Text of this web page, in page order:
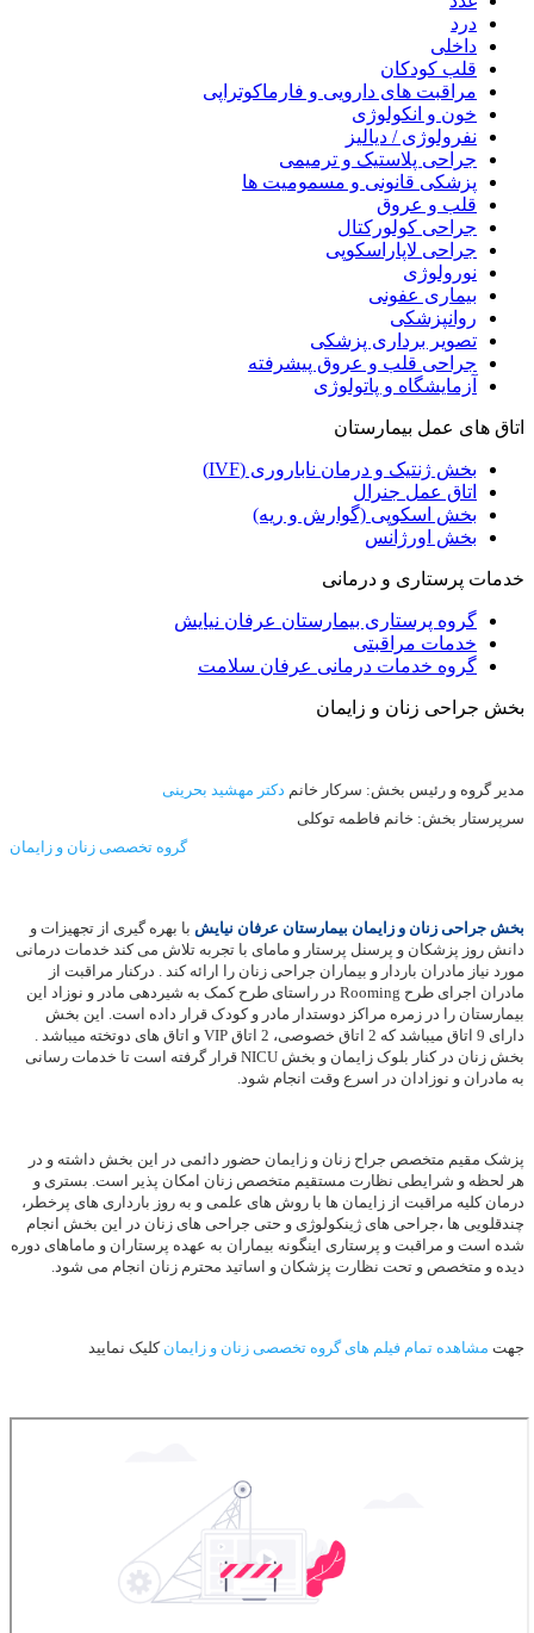
درد
داخلی
قلب کودکان
مراقبت های دارویی و فارماکوتراپی
خون و انکولوژی
نفرولوژی / دیالیز
جراحی پلاستیک و ترمیمی
پزشکی قانونی و مسمومیت ها
قلب و عروق
جراحی کولورکتال
جراحی لاپاراسکوپی
نورولوژی
بیماری عفونی
روانپزشکی
تصویر برداری پزشکی
جراحی قلب و عروق پیشرفته
آزمایشگاه و پاتولوژی
اتاق های عمل بیمارستان
بخش ژنتیک و درمان ناباروری (IVF)
اتاق عمل جنرال
بخش اسکوپی (گوارش و ریه)
بخش اورژانس
خدمات پرستاری و درمانی
گروه پرستاری بیمارستان عرفان نیایش
خدمات مراقبتی
گروه خدمات درمانی عرفان سلامت
بخش جراحی زنان و زایمان
مدیر گروه و رئیس بخش: سرکار خانم دکتر مهشید بحرینی
سرپرستار بخش: خانم فاطمه توکلی
گروه تخصصی زنان و زایمان
بخش جراحی زنان و زایمان بیمارستان عرفان نیایش با بهره گیری از تجهیزات و
دانش روز پزشکان و پرسنل پرستار و مامای با تجربه تلاش می کند خدمات درمانی
مورد نیاز مادران باردار و بیماران جراحی زنان را ارائه کند . درکنار مراقبت از
مادران اجرای طرح Rooming در راستای طرح کمک به شیردهی مادر و نوزاد این
بیمارستان را در زمره مراکز دوستدار مادر و کودک قرار داده است. این بخش
دارای 9 اتاق میباشد که 2 اتاق خصوصی، 2 اتاق
VIP و اتاق های دوتخته میباشد .
بخش زنان در کنار بلوک زایمان و بخش NICU قرار گرفته است تا خدمات رسانی
به مادران و نوزادان در اسرع وقت انجام شود.
پزشک مقیم متخصص جراح زنان و زایمان حضور دائمی در این بخش داشته و در
هر لحظه و شرایطی نظارت مستقیم متخصص زنان امکان پذیر است. بستری و
درمان کلیه مراقبت از زایمان ها با روش های علمی و به روز بارداری های پرخطر،
چندقلویی ها ،جراحی های ژینکولوژی و حتی جراحی های زنان در این بخش انجام
شده است و مراقبت و پرستاری اینگونه بیماران به عهده پرستاران و ماماهای دوره
دیده و متخصص و تحت نظارت پزشکان و اساتید محترم زنان انجام می شود.
جهت مشاهده تمام فیلم های گروه تخصصی زنان و زایمان کلیک نمایید